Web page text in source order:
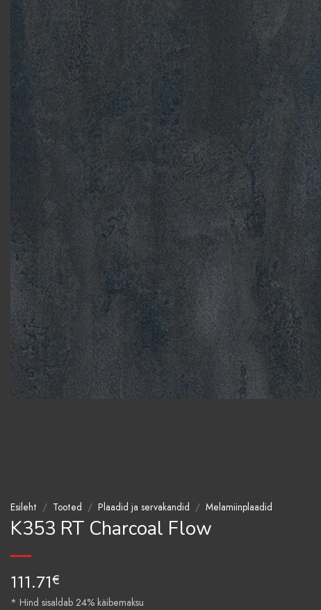
Esileht / Tooted / Plaadid ja servakandid / Melamiinplaadid
K353 RT Charcoal Flow
111.71€
* Hind sisaldab 24% käibemaksu